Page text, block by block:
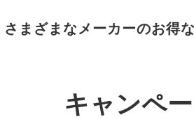
さまざまなメーカーのお得
キャンペ